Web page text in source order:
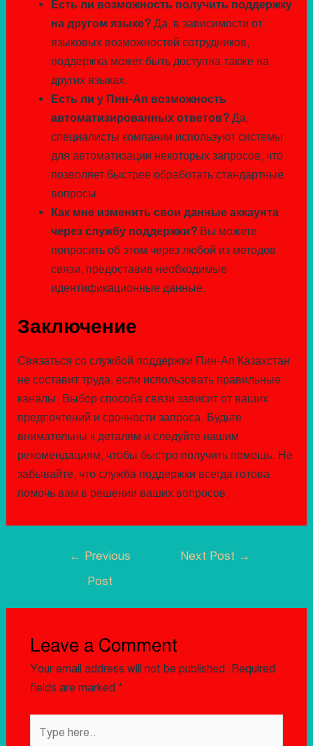
Есть ли возможность получить поддержку
на другом языке?Да, в зависимости от
языковых возможностей сотрудников,
поддержка может быть доступна также на
других языках.
Есть ли у Пин-Ап возможность
автоматизированных ответов?Да,
специалисты компании используют системы
для автоматизации некоторых запросов, что
позволяет быстрее обработать стандартные
вопросы.
Как мне изменить свои данные аккаунта
через службу поддержки?Вы можете
попросить об этом через любой из методов
связи, предоставив необходимые
идентификационные данные.
Заключение
Связаться со службой поддержки Пин-Ап Казахстан
не составит труда, если использовать правильные
каналы. Выбор способа связи зависит от ваших
предпочтений и срочности запроса. Будьте
внимательны к деталям и следуйте нашим
рекомендациям, чтобы быстро получить помощь. Не
забывайте, что служба поддержки всегда готова
помочь вам в решении ваших вопросов.
← Previous
Post
Next Post →
Leave a Comment
Your email address will not be published. Required
fields are marked *